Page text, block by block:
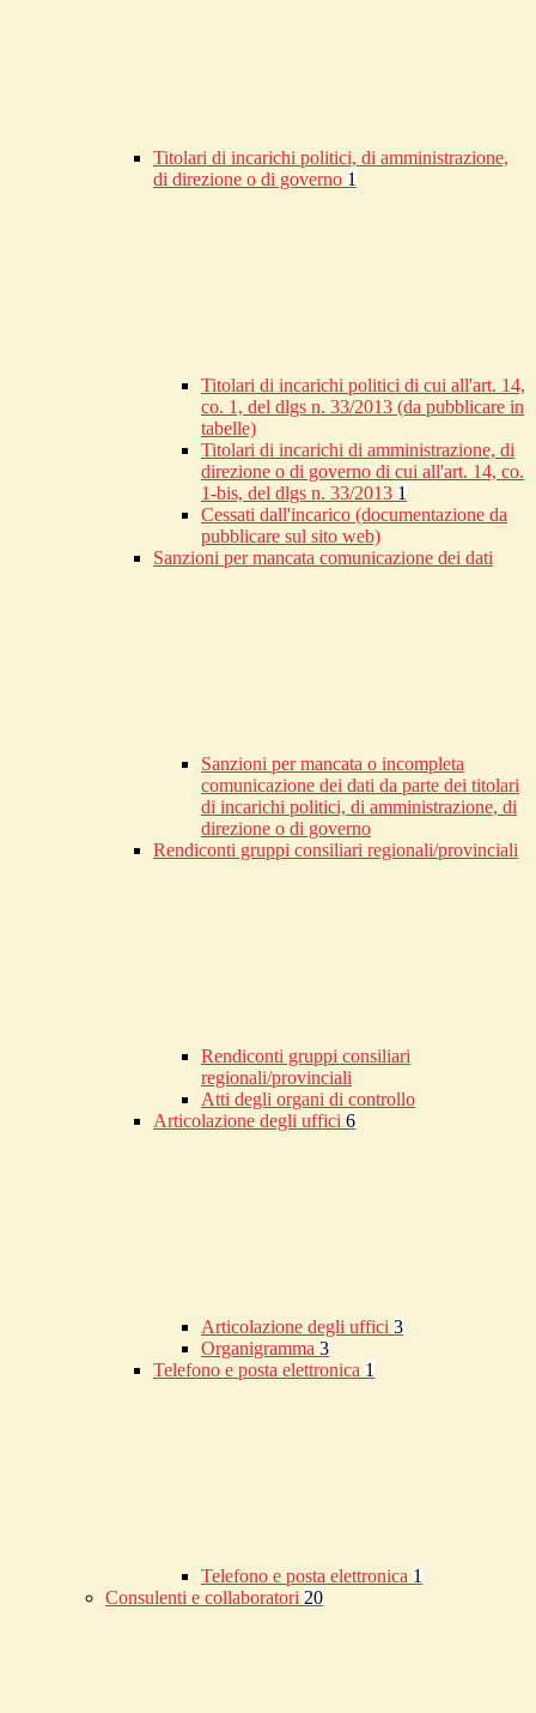
Titolari di incarichi politici, di amministrazione,
di direzione o di governo 1
Titolari di incarichi politici di cui all'art. 14,
co. 1, del dlgs n. 33/2013 (da pubblicare in
tabelle)
Titolari di incarichi di amministrazione, di
direzione o di governo di cui all'art. 14, co.
1-bis, del dlgs n. 33/2013 1
Cessati dall'incarico (documentazione da
pubblicare sul sito web)
Sanzioni per mancata comunicazione dei dati
Sanzioni per mancata o incompleta
comunicazione dei dati da parte dei titolari
di incarichi politici, di amministrazione, di
direzione o di governo
Rendiconti gruppi consiliari regionali/provinciali
Rendiconti gruppi consiliari
regionali/provinciali
Atti degli organi di controllo
Articolazione degli uffici 6
Articolazione degli uffici 3
Organigramma 3
Telefono e posta elettronica 1
Telefono e posta elettronica 1
Consulenti e collaboratori 20